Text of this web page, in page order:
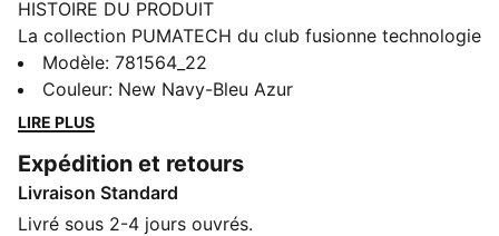
HISTOIRE DU PRODUIT
La collection PUMATECH du club fusionne technologie
de pointe et histoire du club. Conçue pour les fans
authentique, elle mise sur des matières innovantes et
des conceptions ingénieuses pour offrir des
style assurés. Pour t’entraîner ou pour soutenir ton
équipe, cette ligne tire parti des meilleures innovations
de PUMA. Laisse-toi porter par la soif de victoire du
Modèle: 781564_22
Couleur: New Navy-Bleu Azur
LIRE PLUS
Expédition et retours
Livraison Standard
Livré sous 2-4 jours ouvrés.